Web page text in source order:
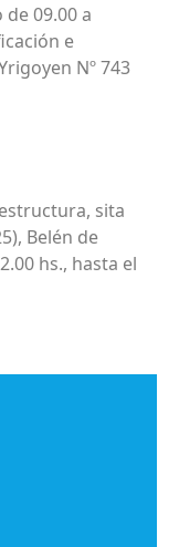
de 09.00 a
e
Nº 743
sita
Belén de
hs., hasta el